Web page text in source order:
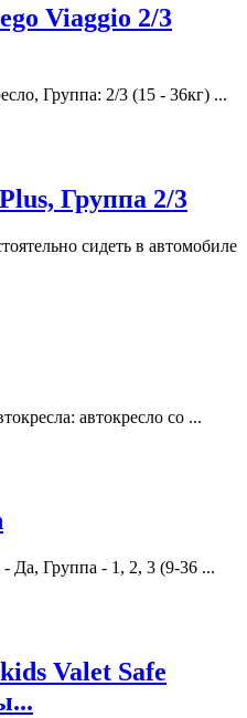
Viaggio 2/3
Группа: 2/3 (15 - 36кг) ...
Группа 2/3
сидеть в автомобиле
автокресло со ...
Да, Группа - 1, 2, 3 (9-36 ...
Valet Safe